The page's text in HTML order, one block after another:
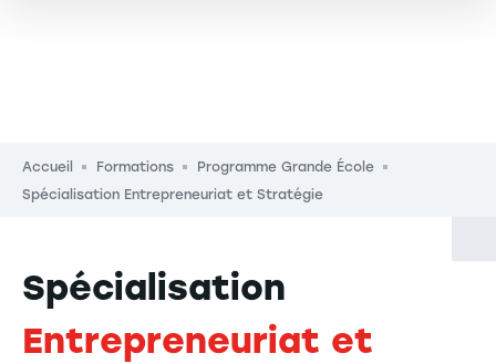
Fil d'Ariane
Accueil Formations
Programme Grande École
Spécialisation Entrepreneuriat et Stratégie
Spécialisation
Entrepreneuriat et